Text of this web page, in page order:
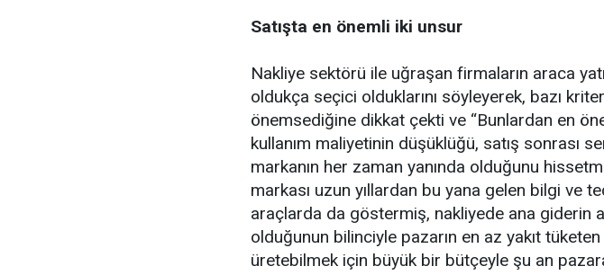
Satışta en önemli iki unsur
Nakliye sektörü ile uğraşan firmaların araca
oldukça seçici olduklarını söyleyerek, bazı
önemsediğine dikkat çekti ve “Bunlardan en
kullanım maliyetinin düşüklüğü, satış sonrası
markanın her zaman yanında olduğunu
markası uzun yıllardan bu yana gelen bilgi ve
araçlarda da göstermiş, nakliyede ana giderin
olduğunun bilinciyle pazarın en az yakıt tüketen
üretebilmek için büyük bir bütçeyle şu an